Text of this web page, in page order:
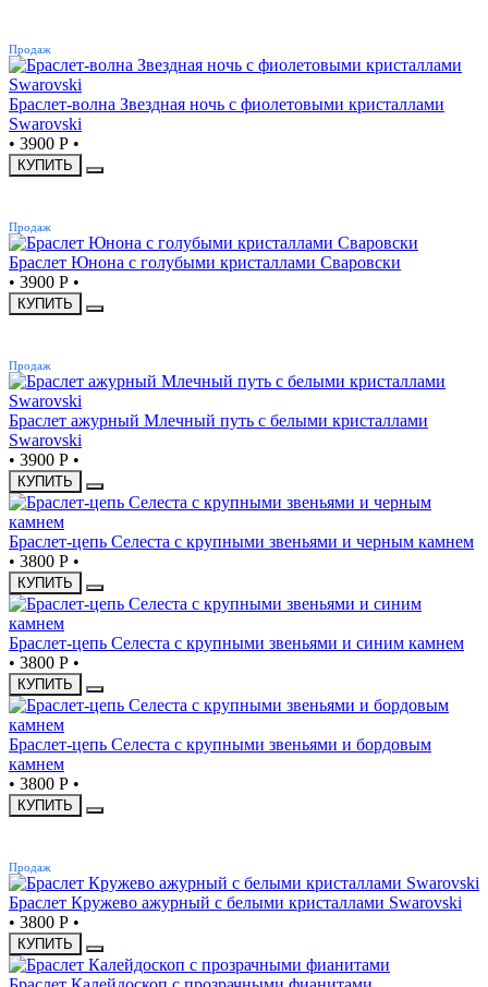
Продаж
Браслет-волна Звездная ночь с фиолетовыми кристаллами
Swarovski
• 3900 Р •
КУПИТЬ
Продаж
Браслет Юнона с голубыми кристаллами Сваровски
• 3900 Р •
КУПИТЬ
Продаж
Браслет ажурный Млечный путь с белыми кристаллами
Swarovski
• 3900 Р •
КУПИТЬ
Браслет-цепь Селеста с крупными звеньями и черным камнем
• 3800 Р •
КУПИТЬ
Браслет-цепь Селеста с крупными звеньями и синим камнем
• 3800 Р •
КУПИТЬ
Браслет-цепь Селеста с крупными звеньями и бордовым
камнем
• 3800 Р •
КУПИТЬ
Продаж
Браслет Кружево ажурный с белыми кристаллами Swarovski
• 3800 Р •
КУПИТЬ